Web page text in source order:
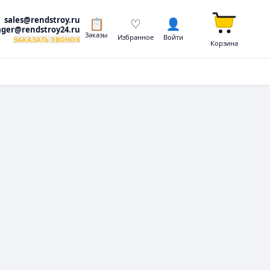
sales@rendstroy.ru
ЗАКАЗАТЬ ЗВОНОК
📋
Заказы
♡
Избранное
👤
Войти
Корзина